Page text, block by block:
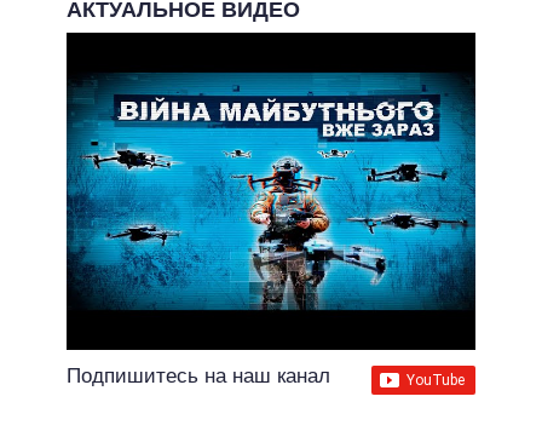
АКТУАЛЬНОЕ ВИДЕО
Подпишитесь на наш канал